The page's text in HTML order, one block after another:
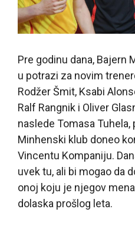
Pre godinu dana, Bajern
u potrazi za novim
Rodžer Šmit, Ksabi
Ralf Rangnik i Oliver
naslede Tomasa Tuhela,
Minhenski klub doneo
Vincentu Kompaniju.
uvek tu, ali bi mogao da
onoj koju je njegov
dolaska prošlog leta.